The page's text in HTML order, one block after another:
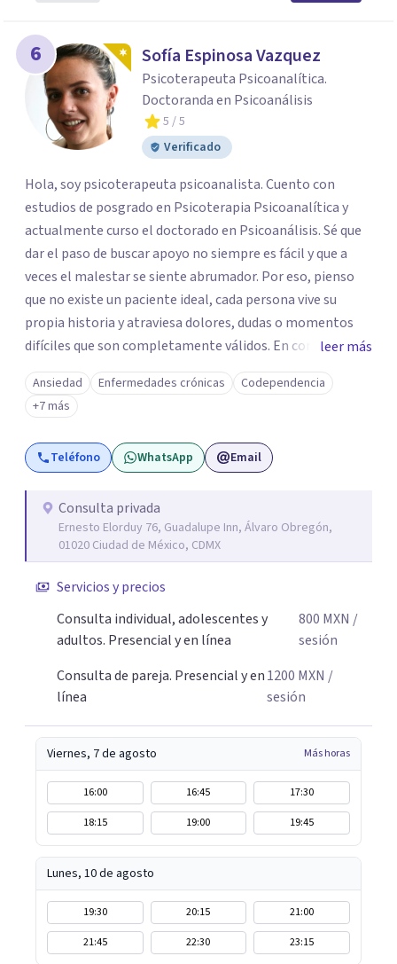
6 Sofía Espinosa Vazquez
Psicoterapeuta Psicoanalítica.
Doctoranda en Psicoanálisis
5 / 5
Verificado
Hola, soy psicoterapeuta psicoanalista. Cuento con
estudios de posgrado en Psicoterapia Psicoanalítica y
actualmente curso el doctorado en Psicoanálisis. Sé que
dar el paso de buscar apoyo no siempre es fácil y que a
veces el malestar se siente abrumador. Por eso, pienso
que no existe un paciente ideal, cada persona vive su
propia historia y atraviesa dolores, dudas o momentos
difíciles que son completamente válidos. En consulta, mi
intención es ofrecerte un espacio humano y seguro, en el
que sientas la confianza para expresarte y sentir. Nos
daremos el tiempo de ir recorriendo tu historia de vida,
identificando con calma de dónde viene aquello que hoy
pesa haciendo consciente el origen, tus emociones y
para comprender mejor tu mundo interno o cualquier
situación que estés atravesando. Acompañarte en lo que
sientes es el primer paso para darle un nuevo sentido a
amabilidad e ir soltando de a poco las cargas que llevas
día a día. Si buscas un espacio donde sentirte escuchado o
escuchada y reencontrarte contigo y tu tranquilidad, aquí
estoy para acompañarte en tu proceso.
leer más
Ansiedad Enfermedades crónicas
Codependencia
+7 más
Teléfono WhatsApp Email
Consulta privada
Ernesto Elorduy 76, Guadalupe Inn, Álvaro Obregón,
01020 Ciudad de México, CDMX
Servicios y precios
Consulta individual, adolescentes y
adultos. Presencial y en línea
800 MXN /
sesión
Consulta de pareja. Presencial y en
línea
1200 MXN /
sesión
Viernes, 7 de agosto Más horas
16:00 16:45
17:30
18:15
19:00 19:45
Lunes, 10 de agosto
19:30 20:15
21:00
21:45
22:30 23:15